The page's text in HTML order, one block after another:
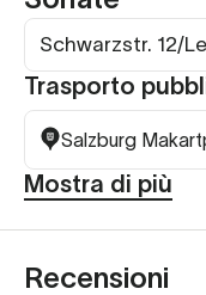
Schwarzstr. 12/
Trasporto
Salzburg
Mostra di più
Recensioni